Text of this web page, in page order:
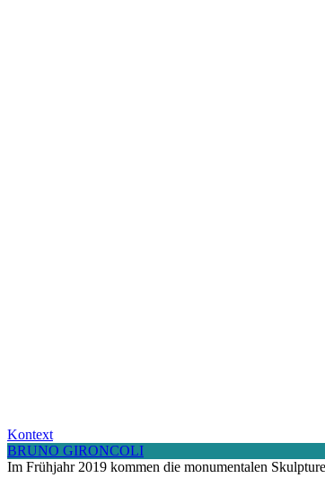
Kontext
BRUNO GIRONCOLI
Im Frühjahr 2019 kommen die monumentalen